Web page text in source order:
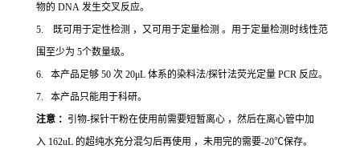
物的 DNA 发生交叉反应。
5. 既可用于定性检测 ，又可用于定量检测 。用于定量检测时线性范
围至少为 5个数量级。
6. 本产品足够 50 次 20μL 体系的染料法/探针法荧光定量 PCR 反应。
7. 本产品只能用于科研。
注意 ： 引物-探针干粉在使用前需要短暂离心 ，然后在离心管中加
入 162uL 的超纯水充分混匀后再使用 ，未用完的需要-20℃保存。